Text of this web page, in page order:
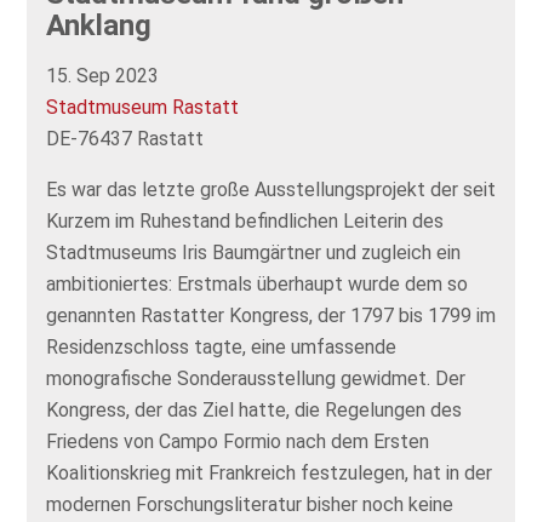
Anklang
15. Sep 2023
Stadtmuseum Rastatt
DE-76437 Rastatt
Es war das letzte große Ausstellungsprojekt der seit
Kurzem im Ruhestand befindlichen Leiterin des
Stadtmuseums Iris Baumgärtner und zugleich ein
ambitioniertes: Erstmals überhaupt wurde dem so
genannten Rastatter Kongress, der 1797 bis 1799 im
Residenzschloss tagte, eine umfassende
monografische Sonderausstellung gewidmet. Der
Kongress, der das Ziel hatte, die Regelungen des
Friedens von Campo Formio nach dem Ersten
Koalitionskrieg mit Frankreich festzulegen, hat in der
modernen Forschungsliteratur bisher noch keine